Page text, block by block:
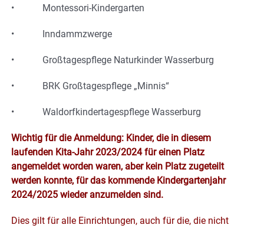
• Montessori-Kindergarten
• Inndammzwerge
• Großtagespflege Naturkinder Wasserburg
• BRK Großtagespflege „Minnis“
• Waldorfkindertagespflege Wasserburg
Wichtig für die Anmeldung: Kinder, die in diesem
laufenden Kita-Jahr 2023/2024 für einen Platz
angemeldet worden waren, aber kein Platz zugeteilt
werden konnte, für das kommende Kindergartenjahr
2024/2025 wieder anzumelden sind.
Dies gilt für alle Einrichtungen, auch für die, die nicht